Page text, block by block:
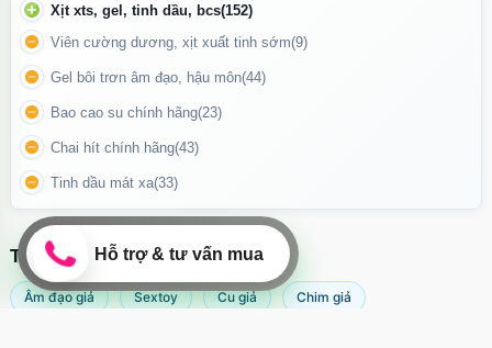
Thư giãn và tận hưởng cảm giác rung kích thích lan tỏa từng
nhịp yêu.
Xịt xts, gel, tinh dầu, bcs(152)
Viên cường dương, xịt xuất tinh sớm(9)
Gel bôi trơn âm đạo, hậu môn(44)
Bao cao su chính hãng(23)
Chai hít chính hãng(43)
Tinh dầu mát xa(33)
TÌM KIẾM NHIỀU NHẤT
Âm đạo giả Sextoy Cu giả Chim giả